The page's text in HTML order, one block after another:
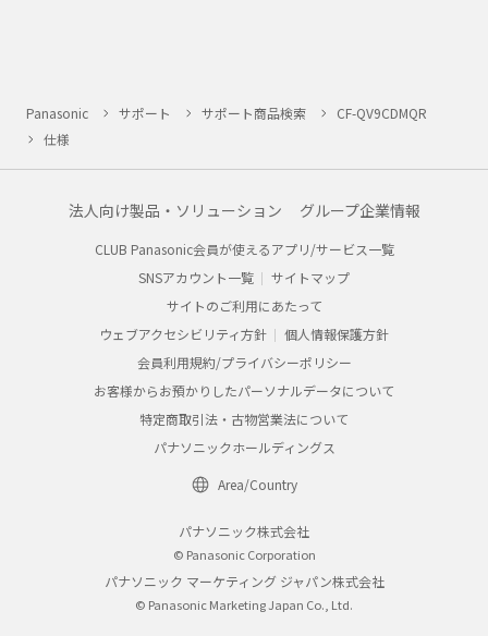
Panasonic サポート サポート商品検索
CF-QV9CDMQR
仕様
法人向け製品・ソリューション グループ企業情報
CLUB Panasonic会員が使えるアプリ/サービス一覧
SNSアカウント一覧
サイトマップ
サイトのご利用にあたって
ウェブアクセシビリティ方針
個人情報保護方針
会員利用規約/プライバシーポリシー
お客様からお預かりしたパーソナルデータについて
特定商取引法・古物営業法について
パナソニックホールディングス
Area/Country
パナソニック株式会社
© Panasonic Corporation
パナソニック マーケティング ジャパン株式会社
© Panasonic Marketing Japan Co., Ltd.